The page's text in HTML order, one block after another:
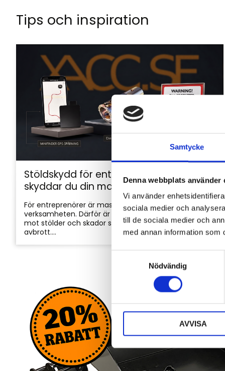
Samtycke
Denna webbplats använder
Vi använder
sociala medier och
till de sociala medier och
med annan information som
y
c
s
Nödvändig
AVVISA
Tips och inspiration
Stöldskydd för entreprenadmaskiner: så
skyddar du din maskin och utrustning
För entreprenörer är maskinerna hjärtat i
verksamheten. Därför är det viktigt att skydda dem
mot stölder och skador som kan orsaka kostsamma
avbrott....